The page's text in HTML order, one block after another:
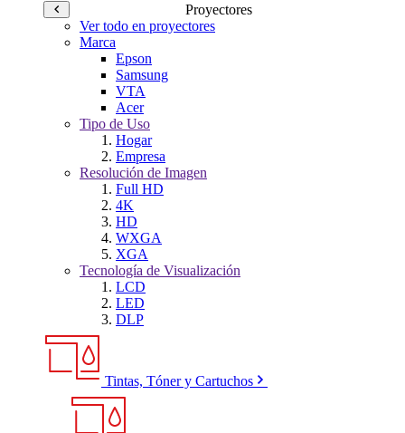
Proyectores
Ver todo en proyectores
Marca
Epson
Samsung
VTA
Acer
Tipo de Uso
Hogar
Empresa
Resolución de Imagen
Full HD
4K
HD
WXGA
XGA
Tecnología de Visualización
LCD
LED
DLP
Tintas, Tóner y Cartuchos